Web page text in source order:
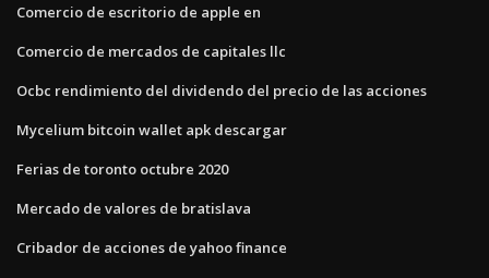
Comercio de escritorio de apple en
Comercio de mercados de capitales llc
Ocbc rendimiento del dividendo del precio de las acciones
Mycelium bitcoin wallet apk descargar
Ferias de toronto octubre 2020
Mercado de valores de bratislava
Cribador de acciones de yahoo finance